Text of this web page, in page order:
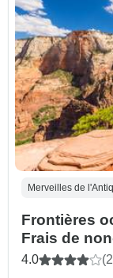
Merveilles de
Frontières
Frais de
nationaux)
4.0